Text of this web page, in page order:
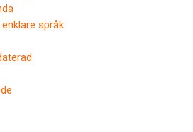
enklare språk